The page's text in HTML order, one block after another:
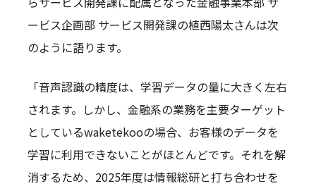
ービス企画部 サービス開発課の植西陽太さんは次
のように語ります。
「音声認識の精度は、学習データの量に大きく左右
されます。しかし、金融系の業務を主要ターゲット
としているwaketekooの場合、お客様のデータを
学習に利用できないことがほとんどです。それを解
消するため、2025年度は情報総研と打ち合わせを